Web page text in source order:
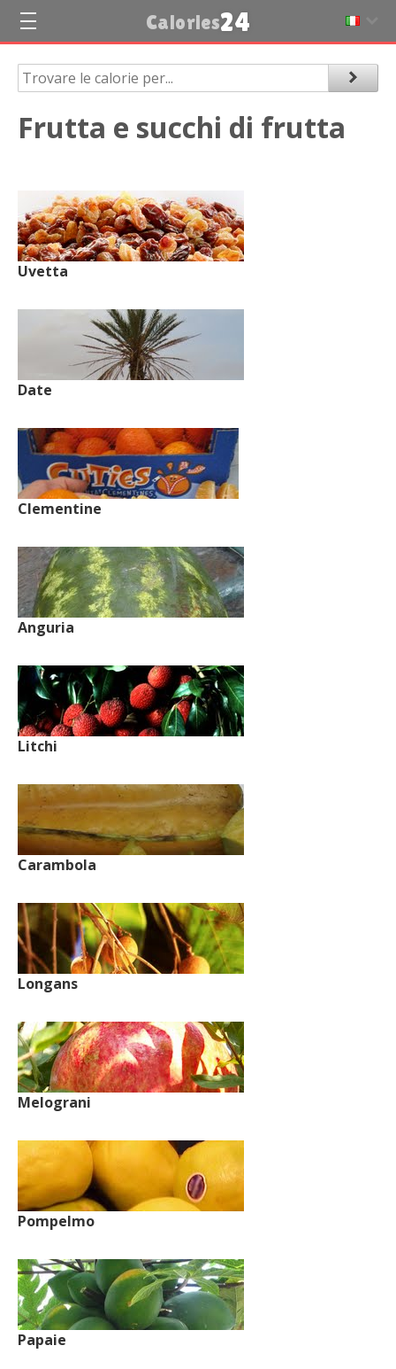
Calories24
Frutta e succhi di frutta
Uvetta
Date
Clementine
Anguria
Litchi
Carambola
Longans
Melograni
Pompelmo
Papaie